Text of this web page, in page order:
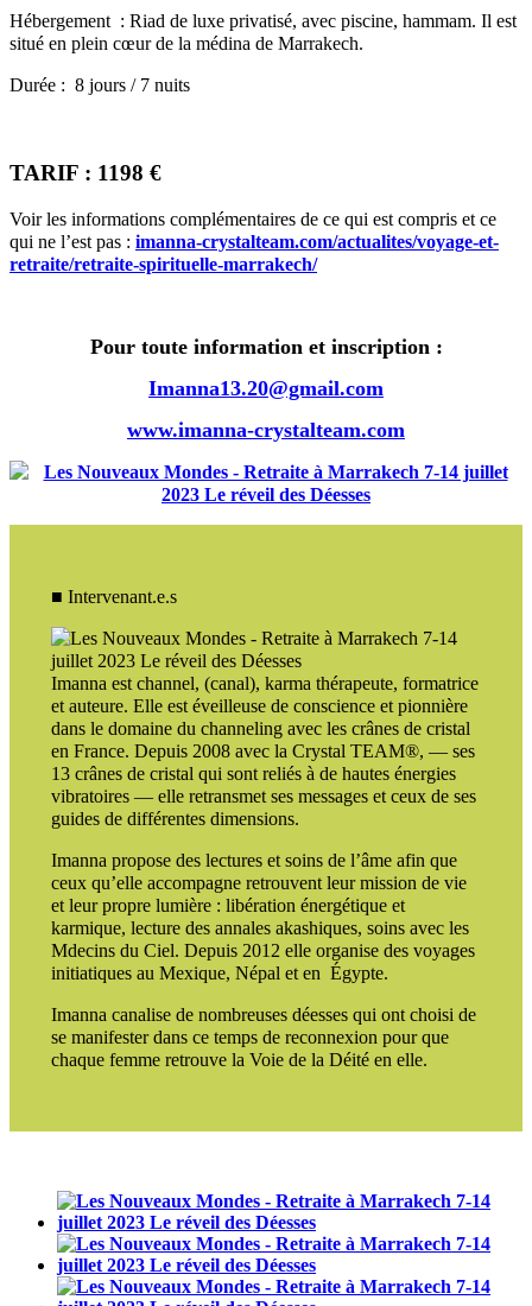
Hébergement : Riad de luxe privatisé, avec piscine, hammam. Il est
situé en plein cœur de la médina de Marrakech.
Durée : 8 jours / 7 nuits
TARIF : 1198 €
Voir les informations complémentaires de ce qui est compris et ce
qui ne l’est pas : imanna-crystalteam.com/actualites/voyage-et-
retraite/retraite-spirituelle-marrakech/
Pour toute information et inscription :
Imanna13.20@gmail.com
www.imanna-crystalteam.com
■ Intervenant.e.s
Imanna est channel, (canal), karma thérapeute, formatrice
et auteure. Elle est éveilleuse de conscience et pionnière
dans le domaine du channeling avec les crânes de cristal
en France. Depuis 2008 avec la Crystal TEAM®, — ses
13 crânes de cristal qui sont reliés à de hautes énergies
vibratoires — elle retransmet ses messages et ceux de ses
guides de différentes dimensions.
Imanna propose des lectures et soins de l’âme afin que
ceux qu’elle accompagne retrouvent leur mission de vie
et leur propre lumière : libération énergétique et
karmique, lecture des annales akashiques, soins avec les
Mdecins du Ciel. Depuis 2012 elle organise des voyages
initiatiques au Mexique, Népal et en Égypte.
Imanna canalise de nombreuses déesses qui ont choisi de
se manifester dans ce temps de reconnexion pour que
chaque femme retrouve la Voie de la Déité en elle.